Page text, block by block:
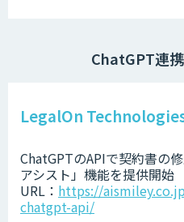
ChatGPT連
LegalOn
ChatGPTのAPIで契約書の
アシスト」機能を提供開始
URL： https://
chatgpt-api/